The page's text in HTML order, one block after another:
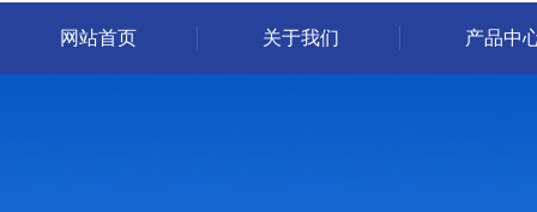
网站首页 关于我们 产品中